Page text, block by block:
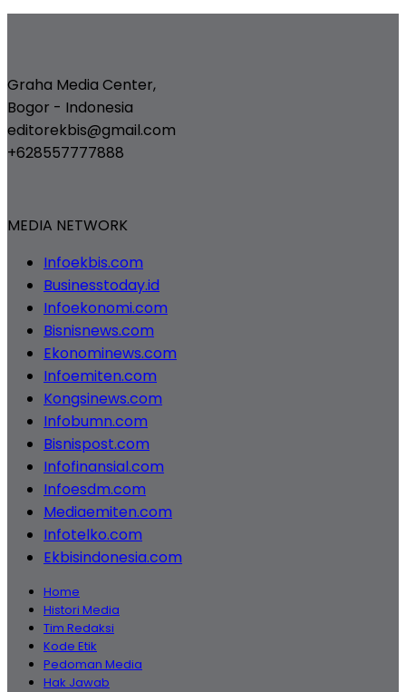
Graha Media Center,
Bogor - Indonesia
editorekbis@gmail.com
+628557777888
MEDIA NETWORK
Infoekbis.com
Businesstoday.id
Infoekonomi.com
Bisnisnews.com
Ekonominews.com
Infoemiten.com
Kongsinews.com
Infobumn.com
Bisnispost.com
Infofinansial.com
Infoesdm.com
Mediaemiten.com
Infotelko.com
Ekbisindonesia.com
Home
Histori Media
Tim Redaksi
Kode Etik
Pedoman Media
Hak Jawab